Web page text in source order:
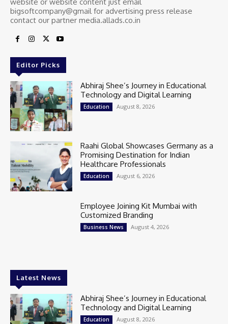
website or website content just email
bigsoftcompany@gmail for advertising press release
contact our partner media.allads.co.in
Editor Picks
Abhiraj Shee’s Journey in Educational
Technology and Digital Learning
Education August 8, 2026
Raahi Global Showcases Germany as a
Promising Destination for Indian
Healthcare Professionals
Education August 6, 2026
Employee Joining Kit Mumbai with
Customized Branding
Business News August 4, 2026
Latest News
Abhiraj Shee’s Journey in Educational
Technology and Digital Learning
Education August 8, 2026